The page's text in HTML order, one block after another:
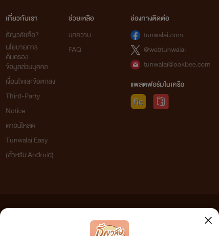
เกี่ยวกับเรา
ธัญวลัยคือ?
นโยบายการ
คุ้มครอง
ข้อมูลส่วนบุคคล
เงื่อนไขและข้อตกลง
Third-Party
Notice
ดาวน์โหลด
Tunwalai Easy
(สำหรับ Android)
ช่วยเหลือ
บทความ
FAQ
ช่องทางติดต่อ
tunwalai.com
@webtunwalai
tunwalai@ookbee.com
แพลตฟอร์มในเครือ
เว็บไซต์แห่งนี้ไม่ได้เห็นด้วยและไม่ขอรับผิดชอบต่อข้อความใดๆ ทั้งสิ้น ดังนั้นผู้อ่านทุกท่านโปรดใช้